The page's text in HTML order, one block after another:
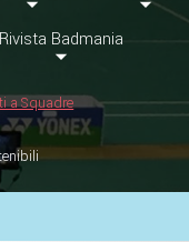
Rivista Badmania
a Squadre